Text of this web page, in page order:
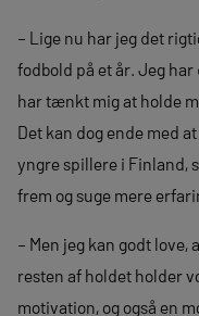
– Lige nu har jeg det
fodbold på et år. Jeg har
har tænkt mig at holde
Det kan dog ende med
yngre spillere i Finland,
frem og suge mere
– Men jeg kan godt love,
resten af holdet holder
motivation, og også en